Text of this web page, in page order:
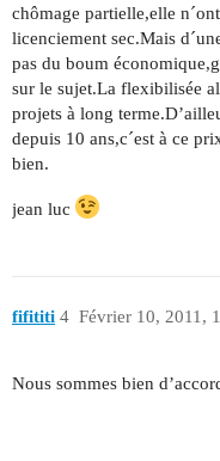
chômage partielle,elle
licenciement sec.Mais
pas du boum
sur le sujet.La flexibilisée
projets à long
depuis 10 ans,c´est à ce
bien.
jean luc
fifititi Février 10, 2011,
4
Nous sommes bien